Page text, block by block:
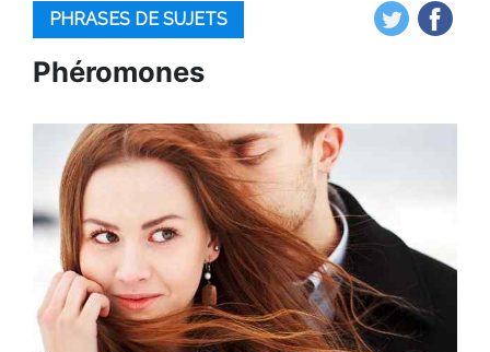
PHRASES DE SUJETS
Phéromones